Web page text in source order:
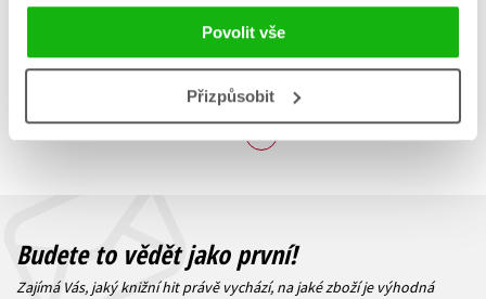
Povolit vše
Přizpůsobit Zobraz záznamů
Zobrazuji 1 až 2 z celkem 2 záznamů
Budete to vědět jako první!
Zajímá Vás, jaký knižní hit právě vychází, na jaké zboží je výhodná